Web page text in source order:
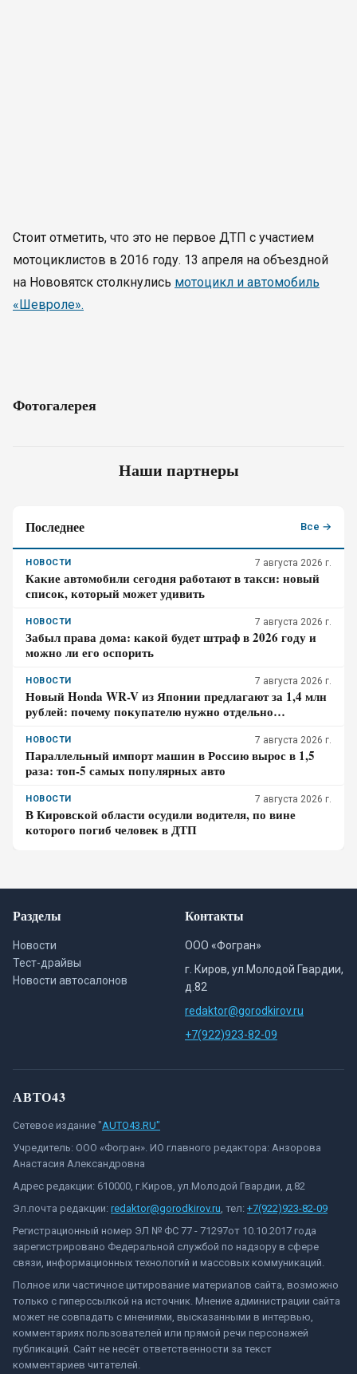
Стоит отметить, что это не первое ДТП с участием
мотоциклистов в 2016 году. 13 апреля на объездной
на Нововятск столкнулись мотоцикл и автомобиль
«Шевроле».
Фотогалерея
Наши партнеры
Последнее Все →
НОВОСТИ 7 августа 2026 г.
Какие автомобили сегодня работают в такси: новый
список, который может удивить
НОВОСТИ 7 августа 2026 г.
Забыл права дома: какой будет штраф в 2026 году и
можно ли его оспорить
НОВОСТИ 7 августа 2026 г.
Новый Honda WR-V из Японии предлагают за 1,4 млн
рублей: почему покупателю нужно отдельно
НОВОСТИ 7 августа 2026 г.
Параллельный импорт машин в Россию вырос в 1,5
раза: топ-5 самых популярных авто
НОВОСТИ 7 августа 2026 г.
В Кировской области осудили водителя, по вине
которого погиб человек в ДТП
Разделы
Новости
Тест-драйвы
Новости автосалонов
Контакты
ООО «Фогран»
г. Киров, ул.Молодой Гвардии,
д.82
redaktor@gorodkirov.ru
+7(922)923-82-09
АВТО43
Сетевое издание "AUTO43.RU"
Учредитель: ООО «Фогран». ИО главного редактора: Анзорова
Анастасия Александровна
Адрес редакции: 610000, г.Киров, ул.Молодой Гвардии, д.82
Эл.почта редакции: redaktor@gorodkirov.ru, тел: +7(922)923-82-09
Регистрационный номер ЭЛ № ФС 77 - 71297от 10.10.2017 года
зарегистрировано Федеральной службой по надзору в сфере
связи, информационных технологий и массовых коммуникаций.
Полное или частичное цитирование материалов сайта, возможно
только с гиперссылкой на источник. Мнение администрации сайта
может не совпадать с мнениями, высказанными в интервью,
комментариях пользователей или прямой речи персонажей
публикаций. Сайт не несёт ответственности за текст
комментариев читателей.